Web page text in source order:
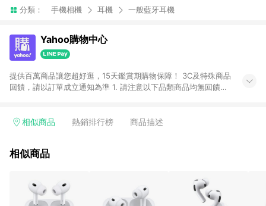
分類： 手機相機 耳機 一般藍牙耳機
Yahoo購物中心
提供百萬商品讓您超好逛，15天鑑賞期購物保障！ 3C及特殊商品
回饋，請以訂單成立通知為準 1. 請注意以下品類商品均無回饋：
電玩/遊戲/相機/單眼/鏡頭/拍立得 [2024/6/1起適用] -內接硬
的購回饋活動享Yahoo超贈點回饋者 - 購物中心商店之商品：商
3. 訂單回饋金額將扣除運費/購物金/超贈點/福利金/紅利折抵/折
價券等虛擬貨幣折抵 4. 大宗採購或批發轉賣不具回饋資格： 如
有相關事證認定您為大宗採購、批發轉賣而非最終消費使用者，
相似商品 熱銷排行榜 商品描述
相似商品